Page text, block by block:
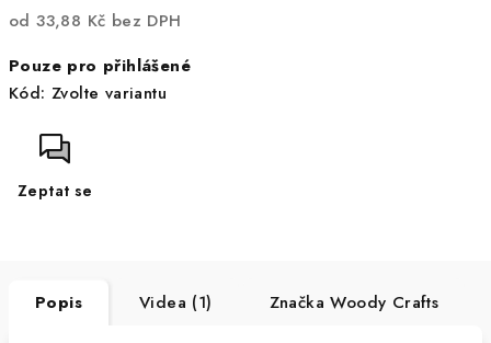
od33,88 Kč bez DPH
cena:
Pouze pro přihlášené
Kód: Zvolte variantu
Zeptat se
Popis Videa (1) Značka Woody Crafts